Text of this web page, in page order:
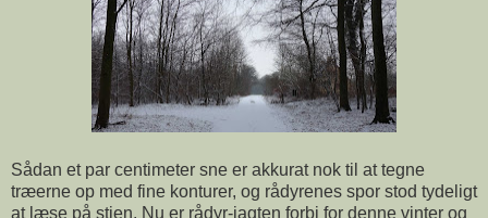
Sådan et par centimeter sne er akkurat nok til at tegne
træerne op med fine konturer, og rådyrenes spor stod tydeligt
at læse på stien. Nu er rådyr-jagten forbi for denne vinter og